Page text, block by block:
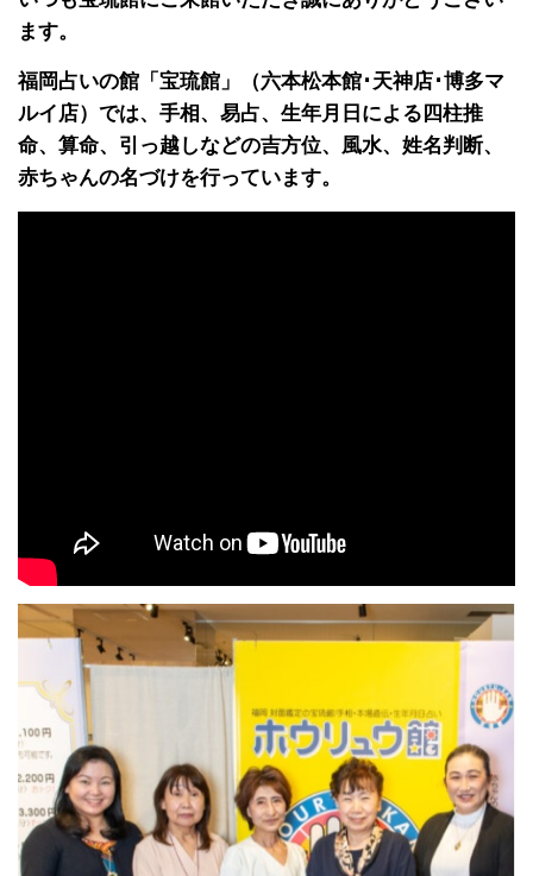
ます。
福岡占いの館「宝琉館」（六本松本館･天神店･博多マ
ルイ店）では、手相、易占、生年月日による四柱推
命、算命、引っ越しなどの吉方位、風水、姓名判断、
赤ちゃんの名づけを行っています。